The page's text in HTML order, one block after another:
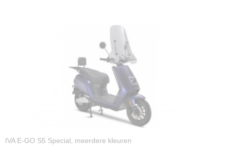
IVA E-GO S5 Special, meerdere kleuren